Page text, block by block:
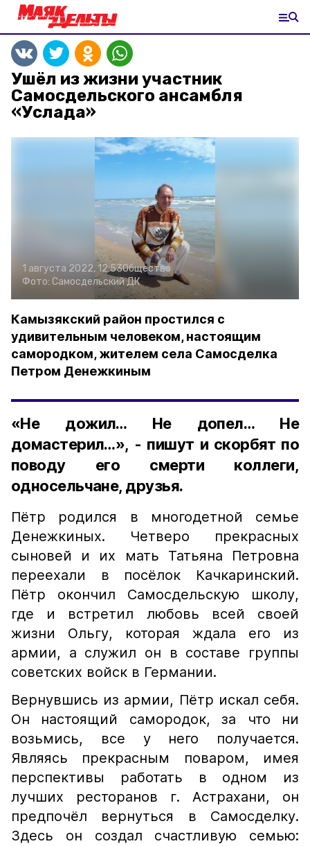
Ушёл из жизни участник
Самосдельского ансамбля
«Услада»
1 августа 2022, 12:53Общество
Фото: Самосдельский ДК
Камызякский район простился с
удивительным человеком, настоящим
самородком, жителем села Самосделка
Петром Денежкиным
«Не дожил… Не допел… Не
домастерил…», - пишут и скорбят по
поводу его смерти коллеги,
односельчане, друзья.
Пётр родился в многодетной семье
Денежкиных. Четверо прекрасных
сыновей и их мать Татьяна Петровна
переехали в посёлок Качкаринский.
Пётр окончил Самосдельскую школу,
где и встретил любовь всей своей
жизни Ольгу, которая ждала его из
армии, а служил он в составе группы
советских войск в Германии.
Вернувшись из армии, Пётр искал себя.
Он настоящий самородок, за что ни
возьмись, все у него получается.
Являясь прекрасным поваром, имея
перспективы работать в одном из
лучших ресторанов г. Астрахани, он
предпочёл вернуться в Самосделку.
Здесь он создал счастливую семью: